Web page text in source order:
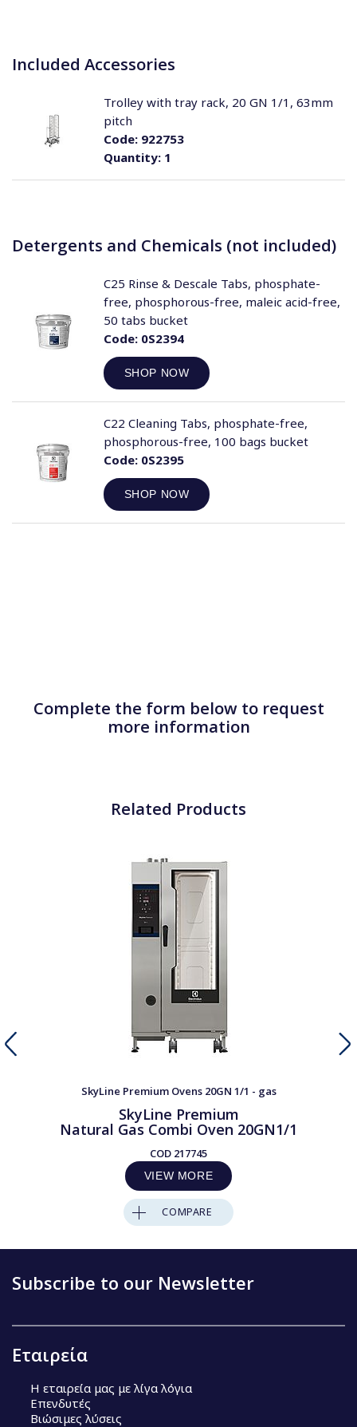
Included Accessories
Quantity:1
Code:922753
Trolley with tray rack, 20 GN 1/1, 63mm
pitch
Detergents and Chemicals (not included)
Code:0S2394
SHOP NOW
C25 Rinse & Descale Tabs, phosphate-
free, phosphorous-free, maleic acid-free,
50 tabs bucket
Code:0S2395
SHOP NOW
C22 Cleaning Tabs, phosphate-free,
phosphorous-free, 100 bags bucket
Complete the form below to request
more information
Related Products
SkyLine Premium Ovens 20GN 1/1 - gas
SkyLine Premium
Natural Gas Combi Oven 20GN1/1
COD 217745
VIEW MORE
COMPARE
Subscribe to our Newsletter
Εταιρεία
Η εταιρεία μας με λίγα λόγια
Επενδυτές
Βιώσιμες λύσεις